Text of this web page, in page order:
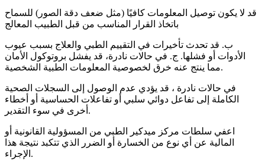
قد لا يكون توصيل المعلومات كافيًا (مثل ضعف دقة الصور) للسماح
باتخاذ القرار المناسب من قبل الطبيب المعالج
ب. قد تحدث تأخيرات في التقييم الطبي والعلاج بسبب عيوب
الأدوات أو فشلها. ج. في حالات نادرة، قد يفشل بروتوكول الأمان
مما ينتج عنه خرق لخصوصية المعلومات الطبية الشخصية.
في حالات نادرة ، قد يؤدي عدم الوصول إلى السجلات الصحية
الكاملة إلى تفاعل دوائي سلبي أو تفاعلات الحساسية أو أخطاء
أخرى في سوء التقدير.
اعفي سلطات مركز ميدكير الطبي من المسؤولية القانونية أو
المالية عن أي نوع من الخسارة أو الضرر الذي تتكبد نتيجة هذا
الإجراء.